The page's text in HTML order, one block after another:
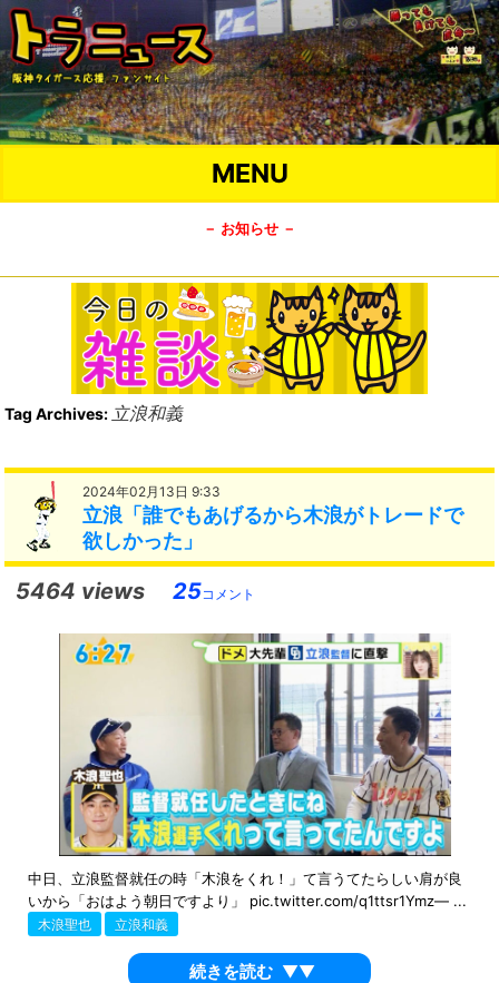
MENU
－ お知らせ －
Tag Archives: 立浪和義
2024年02月13日 9:33
立浪「誰でもあげるから木浪がトレードで
欲しかった」
5464 views 25コメント
中日、立浪監督就任の時「木浪をくれ！」て言うてたらしい肩が良
いから「おはよう朝日ですより」 pic.twitter.com/q1ttsr1Ymz— ...
木浪聖也 立浪和義
続きを読む ▼▼